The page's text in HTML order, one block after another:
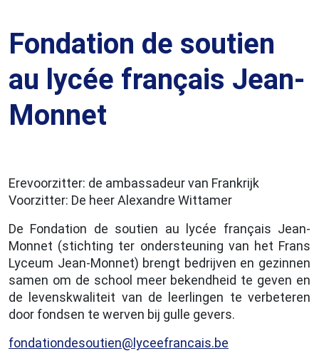
Fondation de soutien
au lycée français Jean-
Monnet
Erevoorzitter: de ambassadeur van Frankrijk
Voorzitter: De heer Alexandre Wittamer
De Fondation de soutien au lycée français Jean-
Monnet (stichting ter ondersteuning van het Frans
Lyceum Jean-Monnet) brengt bedrijven en gezinnen
samen om de school meer bekendheid te geven en
de levenskwaliteit van de leerlingen te verbeteren
door fondsen te werven bij gulle gevers.
fondationdesoutien@lyceefrancais.be